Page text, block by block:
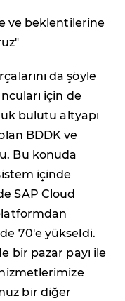
ve beklentilerine
da şöyle
için de
bulutu altyapı
BDDK ve
Bu konuda
içinde
SAP Cloud
70'e yükseldi.
bir pazar payı ile
bir diğer